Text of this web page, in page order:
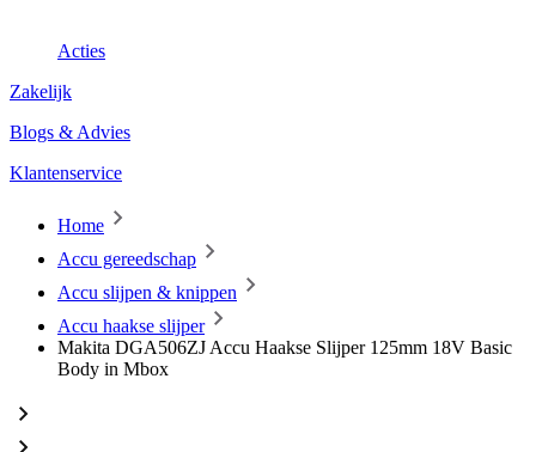
Acties
Zakelijk
Blogs & Advies
Klantenservice
Home
Accu gereedschap
Accu slijpen & knippen
Accu haakse slijper
Makita DGA506ZJ Accu Haakse Slijper 125mm 18V Basic
Body in Mbox